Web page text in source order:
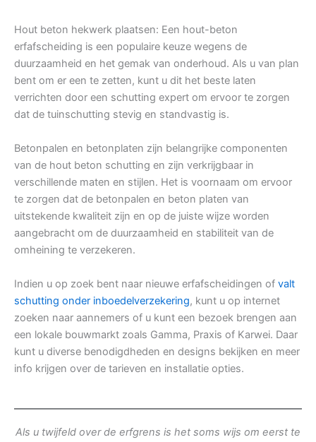
Hout beton hekwerk plaatsen: Een hout-beton
erfafscheiding is een populaire keuze wegens de
duurzaamheid en het gemak van onderhoud. Als u van plan
bent om er een te zetten, kunt u dit het beste laten
verrichten door een schutting expert om ervoor te zorgen
dat de tuinschutting stevig en standvastig is.
Betonpalen en betonplaten zijn belangrijke componenten
van de hout beton schutting en zijn verkrijgbaar in
verschillende maten en stijlen. Het is voornaam om ervoor
te zorgen dat de betonpalen en beton platen van
uitstekende kwaliteit zijn en op de juiste wijze worden
aangebracht om de duurzaamheid en stabiliteit van de
omheining te verzekeren.
Indien u op zoek bent naar nieuwe erfafscheidingen of valt
schutting onder inboedelverzekering, kunt u op internet
zoeken naar aannemers of u kunt een bezoek brengen aan
een lokale bouwmarkt zoals Gamma, Praxis of Karwei. Daar
kunt u diverse benodigdheden en designs bekijken en meer
info krijgen over de tarieven en installatie opties.
Als u twijfeld over de erfgrens is het soms wijs om eerst te